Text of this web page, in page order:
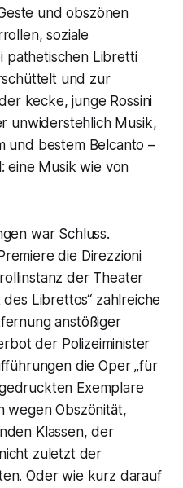
und obszönen
soziale
pathetischen Libretti
und zur
kecke, junge Rossini
unwiderstehlich Musik,
und bestem Belcanto –
eine Musik wie von
war Schluss.
die Direzzioni
der Theater
Librettos“ zahlreiche
anstößiger
der Polizeiminister
die Oper „für
Exemplare
wegen Obszönität,
Klassen, der
zuletzt der
Oder wie kurz darauf